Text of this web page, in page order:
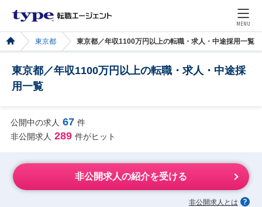
MENU
東京都 東京都／年収1100万円以上の転職・求人・中途採用一覧
東京都／年収1100万円以上の転職・求人・中途採
用一覧
公開中の求人 67 件
非公開求人 289 件がヒット
非公開求人の紹介を受ける
非公開求人とは